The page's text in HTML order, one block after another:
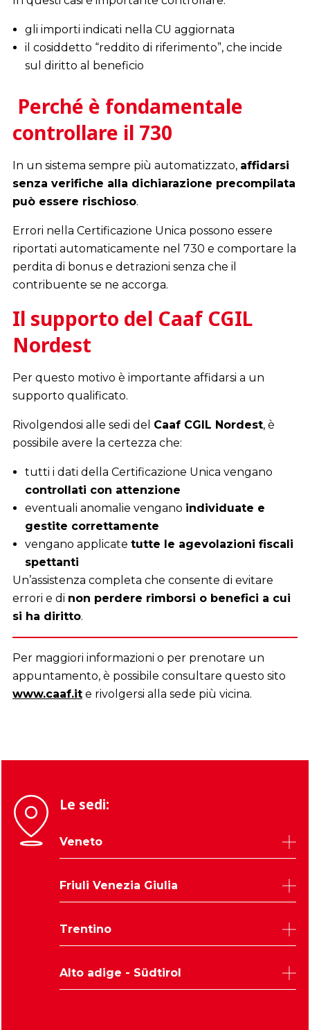
gli importi indicati nella CU aggiornata
il cosiddetto “reddito di riferimento”, che incide
sul diritto al beneficio
Perché è fondamentale
controllare il 730
In un sistema sempre più automatizzato, affidarsi
senza verifiche alla dichiarazione precompilata
può essere rischioso.
Errori nella Certificazione Unica possono essere
riportati automaticamente nel 730 e comportare la
perdita di bonus e detrazioni senza che il
contribuente se ne accorga.
Il supporto del Caaf CGIL
Nordest
Per questo motivo è importante affidarsi a un
supporto qualificato.
Rivolgendosi alle sedi del Caaf CGIL Nordest, è
possibile avere la certezza che:
tutti i dati della Certificazione Unica vengano
controllati con attenzione
eventuali anomalie vengano individuate e
gestite correttamente
vengano applicate tutte le agevolazioni fiscali
spettanti
Un’assistenza completa che consente di evitare
errori e di non perdere rimborsi o benefici a cui
si ha diritto.
Per maggiori informazioni o per prenotare un
appuntamento, è possibile consultare questo sito
www.caaf.ite rivolgersi alla sede più vicina.
Le sedi:
Veneto
Belluno
Treviso
Verona
Vicenza
Friuli Venezia Giulia
Udine
Gorizia
Trentino
Trento
Alto adige - Südtirol